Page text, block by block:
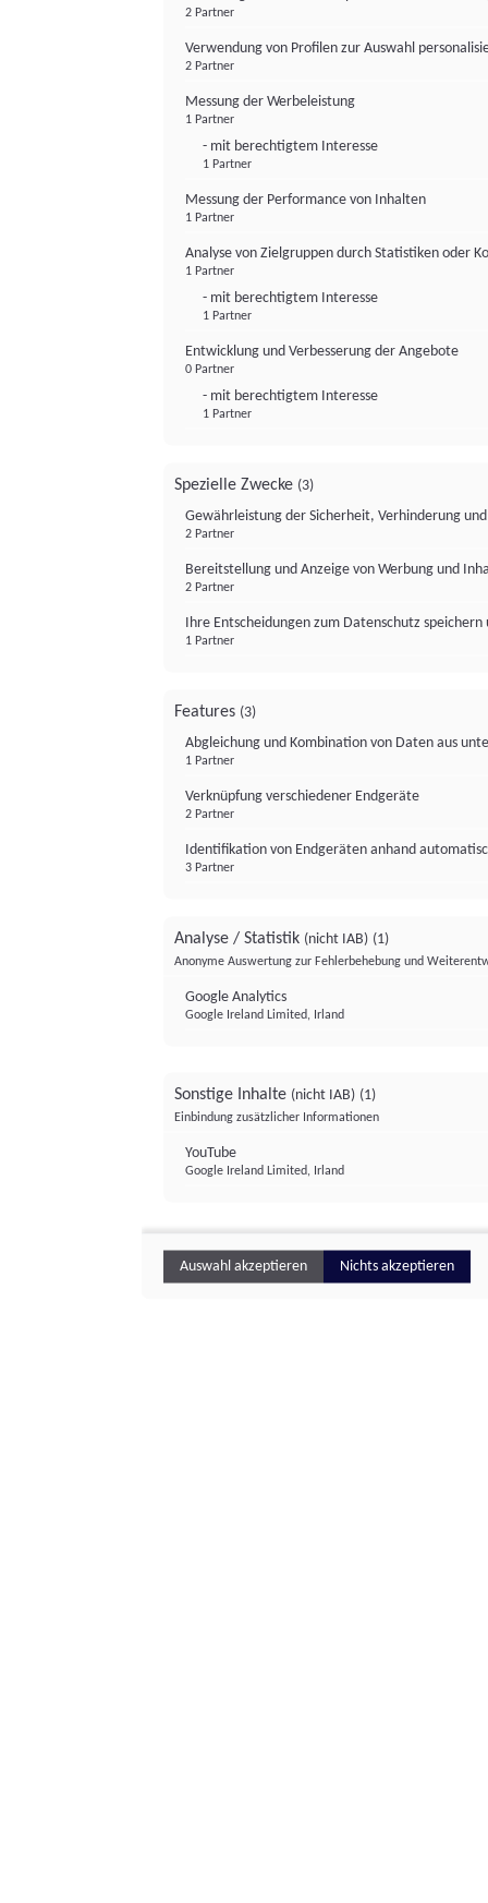
2 Partner
Verwendung von Profilen zur Auswahl
2 Partner
Messung der Werbeleistung
1 Partner
- mit berechtigtem Interesse
1 Partner
Messung der Performance von Inhalten
1 Partner
Analyse von Zielgruppen durch Statistiken oder
1 Partner
- mit berechtigtem Interesse
1 Partner
Entwicklung und Verbesserung der Angebote
0 Partner
- mit berechtigtem Interesse
1 Partner
Spezielle Zwecke (3)
Gewährleistung der Sicherheit, Verhinderung
2 Partner
Bereitstellung und Anzeige von Werbung und
2 Partner
Ihre Entscheidungen zum Datenschutz
1 Partner
Features (3)
Abgleichung und Kombination von Daten aus
1 Partner
Verknüpfung verschiedener Endgeräte
2 Partner
Identifikation von Endgeräten anhand
3 Partner
Analyse / Statistik (nicht IAB) (1)
Anonyme Auswertung zur Fehlerbehebung und
Google Analytics
Google Ireland Limited, Irland
Sonstige Inhalte (nicht IAB) (1)
Einbindung zusätzlicher Informationen
YouTube
Google Ireland Limited, Irland
Auswahl akzeptieren Nichts akzeptieren